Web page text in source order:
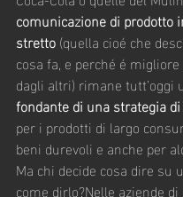
comunicazione di prodotto
stretto (quella cioé che
cosa fa, e perché é
dagli altri) rimane tutt’oggi
fondante di una strategia
per i prodotti di largo
beni durevoli e anche per
Ma chi decide cosa dire su
come dirlo?Nelle aziende